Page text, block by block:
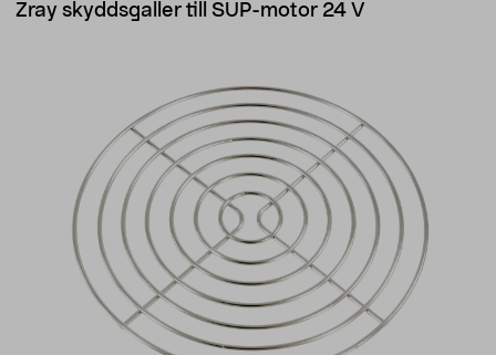
Zray skyddsgaller till SUP-motor 24 V